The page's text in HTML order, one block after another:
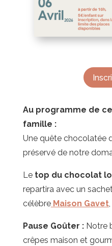
Au programme de
famille :
Une quête chocolatée
préservé de notre
Letop du chocolat
repartira avec un
célèbreMaison Gavet
Pause Goûter :Notre
crêpes maison et